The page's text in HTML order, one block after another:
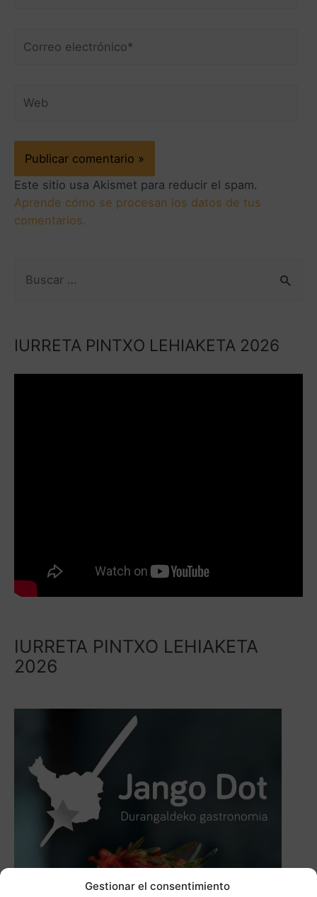
Gestionar el consentimiento
Este sitio usa Akismet para reducir el spam.
Aprende cómo se procesan los datos de tus
comentarios.
IURRETA PINTXO LEHIAKETA 2026
IURRETA PINTXO LEHIAKETA
2026